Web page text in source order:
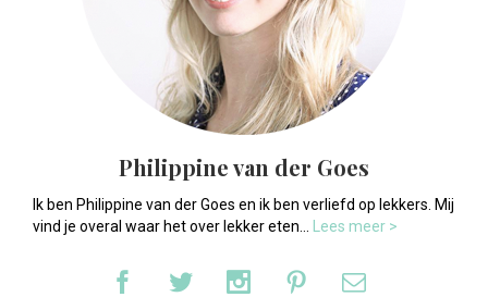
Philippine van der Goes
Ik ben Philippine van der Goes en ik ben verliefd op lekkers. Mij
vind je overal waar het over lekker eten... Lees meer >